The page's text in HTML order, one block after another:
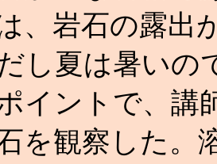
、岩石の露出
し夏は暑いの
イントで、講
を観察した 。